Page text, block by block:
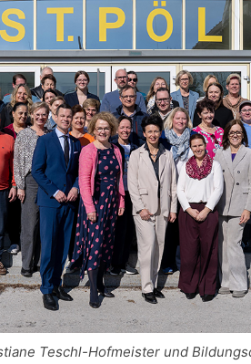
Teschl-Hofmeister und